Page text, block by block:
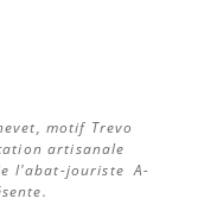
motif Trevo
artisanale
l'abat-jouriste A-